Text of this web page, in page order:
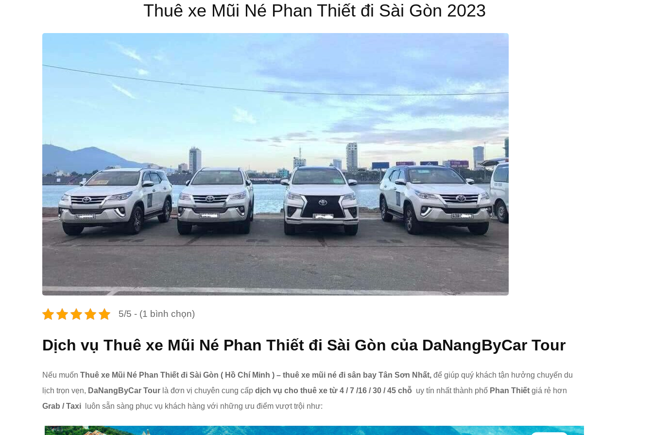
Thuê xe Mũi Né Phan Thiết đi Sài Gòn 2023
5/5 - (1 bình chọn)
Dịch vụ Thuê xe Mũi Né Phan Thiết đi Sài Gòn của DaNangByCar Tour
Nếu muốn Thuê xe Mũi Né Phan Thiết đi Sài Gòn ( Hồ Chí Minh ) – thuê xe mũi né đi sân bay Tân Sơn Nhất, để giúp quý khách tận hưởng chuyến du
lịch trọn vẹn, DaNangByCar Tour là đơn vị chuyên cung cấp dịch vụ cho thuê xe từ 4 / 7 /16 / 30 / 45 chỗ uy tín nhất thành phố Phan Thiết giá rẻ hơn
Grab / Taxi luôn sẵn sàng phục vụ khách hàng với những ưu điểm vượt trội như: